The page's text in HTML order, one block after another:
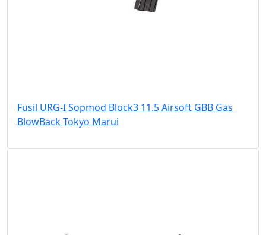
Fusil URG-I Sopmod Block3 11.5 Airsoft GBB Gas
BlowBack Tokyo Marui